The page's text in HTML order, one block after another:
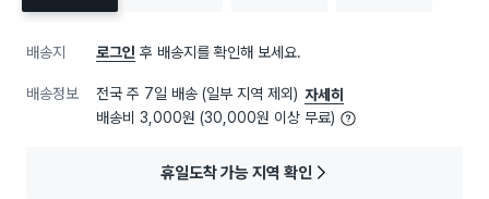
배송지 로그인 후 배송지를 확인해 보세요.
배송정보 전국 주 7일 배송 (일부 지역 제외) 자세히
배송비 3,000원 (30,000원 이상 무료)
휴일도착 가능 지역 확인